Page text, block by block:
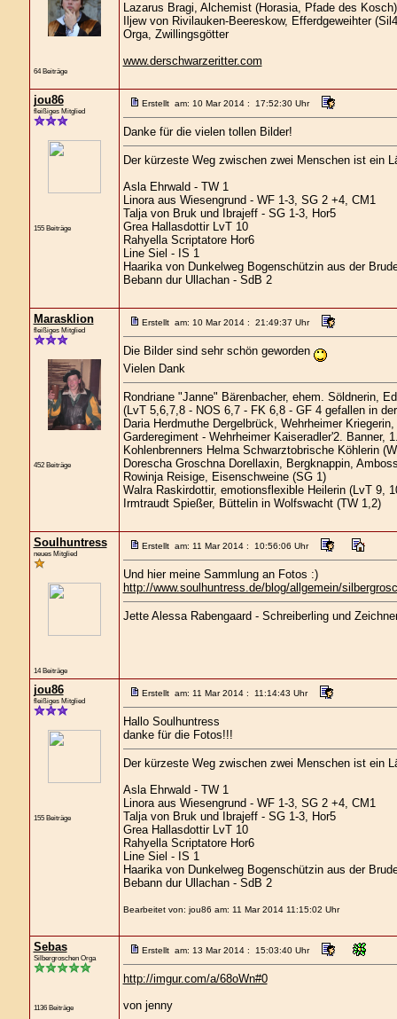
64 Beiträge
Lazarus Bragi, Alchemist (Horasia, Pfade des Kosch)
Iljew von Rivilauken-Beereskow, Efferdgeweihter
Orga, Zwillingsgötter
www.derschwarzeritter.com
jou86
fleißiges Mitglied
155 Beiträge
Erstellt am: 10 Mar 2014 : 17:52:30 Uhr
Danke für die vielen tollen Bilder!
Der kürzeste Weg zwischen zwei Menschen ist ein
Asla Ehrwald - TW 1
Linora aus Wiesengrund - WF 1-3, SG 2 +4, CM1
Talja von Bruk und Ibrajeff - SG 1-3, Hor5
Grea Hallasdottir LvT 10
Rahyella Scriptatore Hor6
Line Siel - IS 1
Haarika von Dunkelweg Bogenschützin aus der
Bebann dur Ullachan - SdB 2
Marasklion
fleißiges Mitglied
452 Beiträge
Erstellt am: 10 Mar 2014 : 21:49:37 Uhr
Die Bilder sind sehr schön geworden
Vielen Dank
Rondriane "Janne" Bärenbacher, ehem. Söldnerin,
(LvT 5,6,7,8 - NOS 6,7 - FK 6,8 - GF 4 gefallen in
Daria Herdmuthe Dergelbrück, Wehrheimer
Garderegiment - Wehrheimer Kaiseradler'2.
Kohlenbrenners Helma Schwarztobrische Köhlerin
Dorescha Groschna Dorellaxin, Bergknappin,
Rowinja Reisige, Eisenschweine (SG 1)
Walra Raskirdottir, emotionsflexible Heilerin (LvT 9,
Irmtraudt Spießer, Büttelin in Wolfswacht (TW 1,2)
Soulhuntress
neues Mitglied
14 Beiträge
Erstellt am: 11 Mar 2014 : 10:56:06 Uhr
Und hier meine Sammlung an Fotos :)
http://www.soulhuntress.de/blog/allgemein/
Jette Alessa Rabengaard - Schreiberling und
jou86
fleißiges Mitglied
155 Beiträge
Erstellt am: 11 Mar 2014 : 11:14:43 Uhr
Hallo Soulhuntress
danke für die Fotos!!!
Der kürzeste Weg zwischen zwei Menschen ist ein
Asla Ehrwald - TW 1
Linora aus Wiesengrund - WF 1-3, SG 2 +4, CM1
Talja von Bruk und Ibrajeff - SG 1-3, Hor5
Grea Hallasdottir LvT 10
Rahyella Scriptatore Hor6
Line Siel - IS 1
Haarika von Dunkelweg Bogenschützin aus der
Bebann dur Ullachan - SdB 2
Bearbeitet von: jou86 am: 11 Mar 2014 11:15:02 Uhr
Sebas
Silbergroschen Orga
1136 Beiträge
Erstellt am: 13 Mar 2014 : 15:03:40 Uhr
http://imgur.com/a/68oWn#0
von jenny